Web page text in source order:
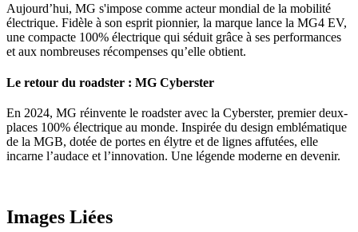
Aujourd’hui, MG s'impose comme acteur mondial de la mobilité
électrique. Fidèle à son esprit pionnier, la marque lance la MG4 EV,
une compacte 100% électrique qui séduit grâce à ses performances
et aux nombreuses récompenses qu’elle obtient.
Le retour du roadster : MG Cyberster
En 2024, MG réinvente le roadster avec la Cyberster, premier deux-
places 100% électrique au monde. Inspirée du design emblématique
de la MGB, dotée de portes en élytre et de lignes affutées, elle
incarne l’audace et l’innovation. Une légende moderne en devenir.
Images Liées